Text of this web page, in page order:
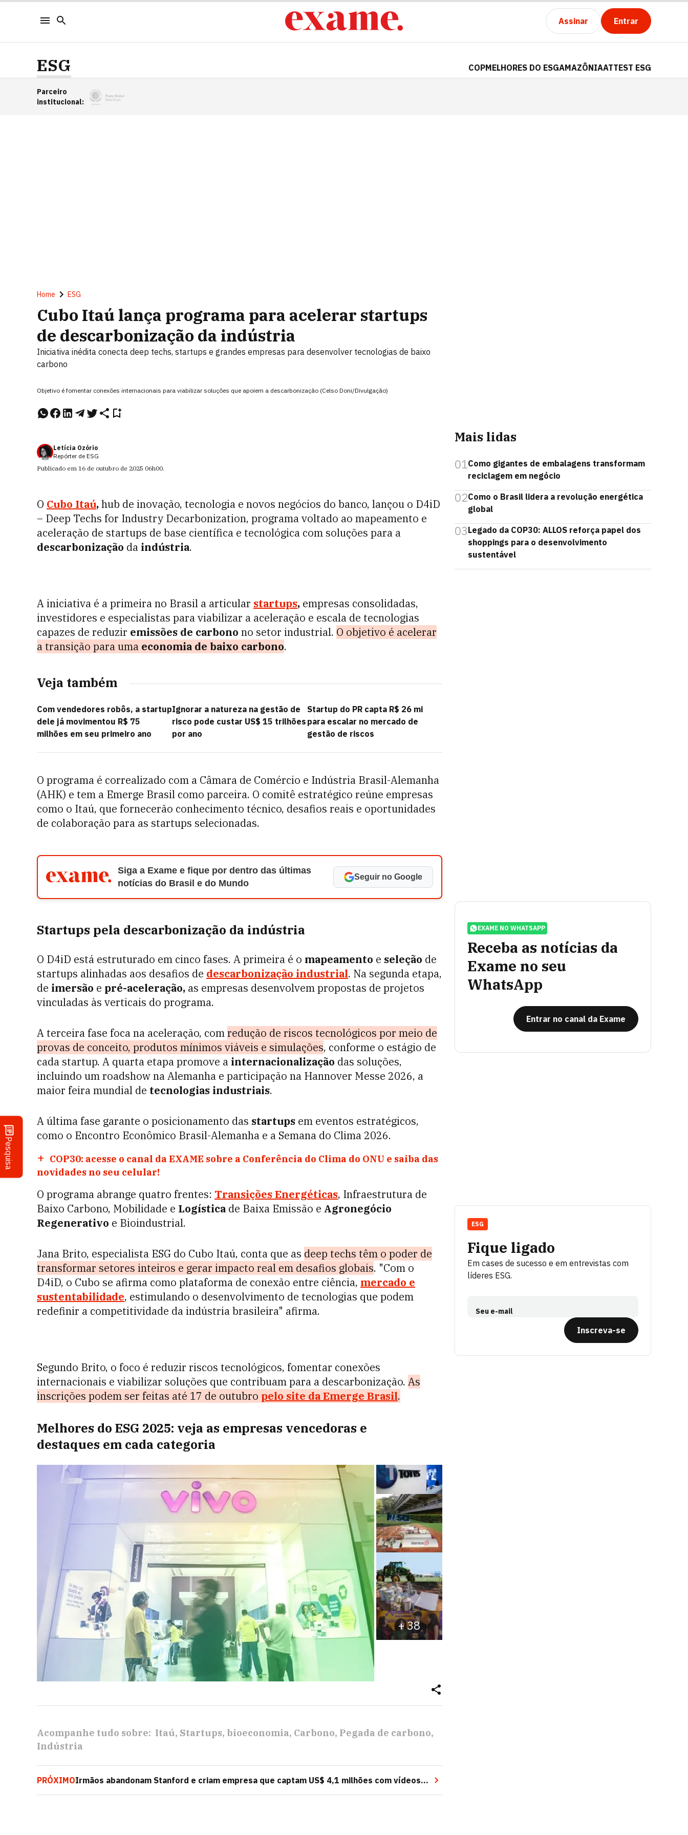
Assinar Entrar
Pesquisa
ESG COPMELHORES DO ESGAMAZÔNIAATTEST ESG
Parceiro
institucional:
Home ESG
Cubo Itaú lança programa para acelerar startups
de descarbonização da indústria
Iniciativa inédita conecta deep techs, startups e grandes empresas para desenvolver tecnologias de baixo
carbono
Objetivo é fomentar conexões internacionais para viabilizar soluções que apoiem a descarbonização (Celso Doni/Divulgação)
Letícia Ozório
Repórter de ESG
Publicado em 16 de outubro de 2025 06h00.
O Cubo Itaú,hub de inovação, tecnologia e novos negócios do banco, lançou o D4iD
– Deep Techs for Industry Decarbonization, programa voltado ao mapeamento e
aceleração de startups de base científica e tecnológica com soluções para a
descarbonização da indústria.
A iniciativa é a primeira no Brasil a articular startups, empresas consolidadas,
investidores e especialistas para viabilizar a aceleração e escala de tecnologias
capazes de reduzir emissões de carbono no setor industrial. O objetivo é acelerar
a transição para uma economia de baixo carbono.
Veja também
Com vendedores robôs, a startup
dele já movimentou R$ 75
milhões em seu primeiro ano
Ignorar a natureza na gestão de
risco pode custar US$ 15 trilhões
por ano
Startup do PR capta R$ 26 mi
para escalar no mercado de
gestão de riscos
O programa é correalizado com a Câmara de Comércio e Indústria Brasil-Alemanha
(AHK) e tem a Emerge Brasil como parceira. O comitê estratégico reúne empresas
como o Itaú, que fornecerão conhecimento técnico, desafios reais e oportunidades
de colaboração para as startups selecionadas.
Siga a Exame e fique por dentro das últimas
notícias do Brasil e do Mundo
Seguir no Google
Startups pela descarbonização da indústria
O D4iD está estruturado em cinco fases. A primeira é o mapeamento e seleção de
startups alinhadas aos desafios de descarbonização industrial. Na segunda etapa,
de imersão e pré-aceleração, as empresas desenvolvem propostas de projetos
vinculadas às verticais do programa.
A terceira fase foca na aceleração, comredução de riscos tecnológicos por meio de
provas de conceito, produtos mínimos viáveis e simulações, conforme o estágio de
cada startup. A quarta etapa promove a internacionalização das soluções,
incluindo um roadshow na Alemanha e participação na Hannover Messe 2026, a
maior feira mundial de tecnologias industriais.
A última fase garante o posicionamento das startups em eventos estratégicos,
como o Encontro Econômico Brasil-Alemanha e a Semana do Clima 2026.
COP30: acesse o canal da EXAME sobre a Conferência do Clima do ONU e saiba das
novidades no seu celular!
O programa abrange quatro frentes: Transições Energéticas, Infraestrutura de
Baixo Carbono, Mobilidade e Logística de Baixa Emissão e Agronegócio
Regenerativo e Bioindustrial.
Jana Brito, especialista ESG do Cubo Itaú, conta que as deep techs têm o poder de
transformar setores inteiros e gerar impacto real em desafios globais. "Com o
D4iD, o Cubo se afirma como plataforma de conexão entre ciência, mercado e
sustentabilidade, estimulando o desenvolvimento de tecnologias que podem
redefinir a competitividade da indústria brasileira" afirma.
Segundo Brito, o foco é reduzir riscos tecnológicos, fomentar conexões
internacionais e viabilizar soluções que contribuam para a descarbonização. As
inscrições podem ser feitas até 17 de outubro pelo site da Emerge Brasil.
Melhores do ESG 2025: veja as empresas vencedoras e
destaques em cada categoria
+38
Acompanhe tudo sobre: Itaú Startups bioeconomia Carbono Pegada de carbono
Indústria
PRÓXIMOIrmãos abandonam Stanford e criam empresa que captam US$ 4,1 milhões com vídeos
de IA
Mais lidas
01Como gigantes de embalagens transformam
reciclagem em negócio
02Como o Brasil lidera a revolução energética
global
03Legado da COP30: ALLOS reforça papel dos
shoppings para o desenvolvimento
sustentável
EXAME NO WHATSAPP
Receba as notícias da
Exame no seu
WhatsApp
Entrar no canal da Exame
Fique ligado
Em cases de sucesso e em entrevistas com
líderes ESG.
Seu e-mail
Inscreva-se
ESG